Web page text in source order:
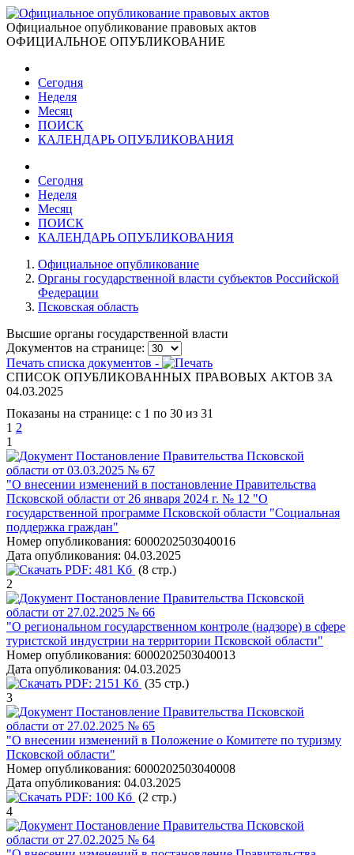
Официальное опубликование правовых актов
ОФИЦИАЛЬНОЕ ОПУБЛИКОВАНИЕ
Сегодня
Неделя
Месяц
ПОИСК
КАЛЕНДАРЬ ОПУБЛИКОВАНИЯ
Сегодня
Неделя
Месяц
ПОИСК
КАЛЕНДАРЬ ОПУБЛИКОВАНИЯ
Официальное опубликование
Органы государственной власти субъектов Российской
Федерации
Псковская область
Высшие органы государственной власти
Документов на странице:
Печать списка документов -
СПИСОК ОПУБЛИКОВАННЫХ ПРАВОВЫХ АКТОВ ЗА
04.03.2025
Показаны на странице: с 1 по 30 из 31
1 2
1
Постановление Правительства Псковской
области от 03.03.2025 № 67
"О внесении изменений в постановление Правительства
Псковской области от 26 января 2024 г. № 12 "О
государственной программе Псковской области "Социальная
поддержка граждан"
Номер опубликования: 6000202503040016
Дата опубликования: 04.03.2025
PDF: 481 Кб (8 стр.)
2
Постановление Правительства Псковской
области от 27.02.2025 № 66
"О региональном государственном контроле (надзоре) в сфере
туристской индустрии на территории Псковской области"
Номер опубликования: 6000202503040013
Дата опубликования: 04.03.2025
PDF: 2151 Кб (35 стр.)
3
Постановление Правительства Псковской
области от 27.02.2025 № 65
"О внесении изменений в Положение о Комитете по туризму
Псковской области"
Номер опубликования: 6000202503040008
Дата опубликования: 04.03.2025
PDF: 100 Кб (2 стр.)
4
Постановление Правительства Псковской
области от 27.02.2025 № 64